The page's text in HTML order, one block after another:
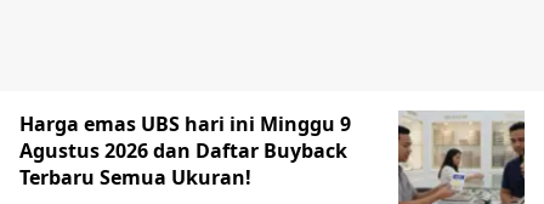
Harga emas UBS hari ini Minggu 9
Agustus 2026 dan Daftar Buyback
Terbaru Semua Ukuran!